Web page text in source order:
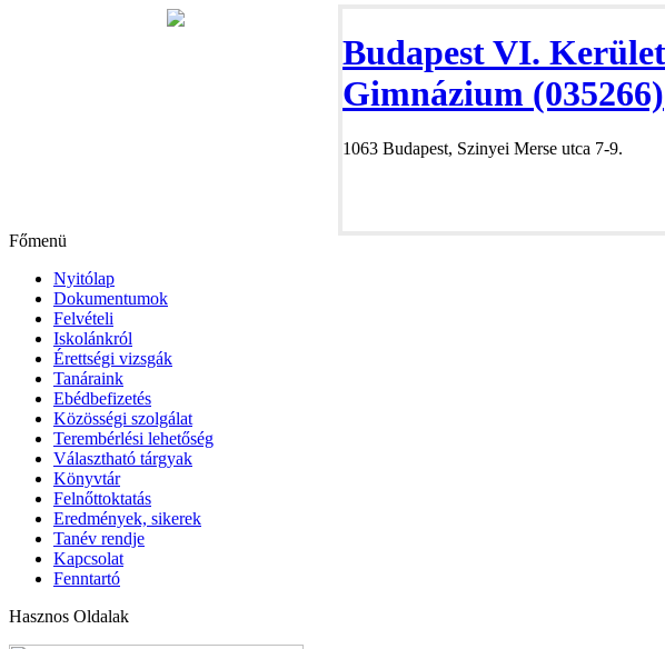
Budapest VI.
Gimnázium (035266)
1063 Budapest, Szinyei Merse utca 7-9.
Főmenü
Nyitólap
Dokumentumok
Felvételi
Iskolánkról
Érettségi vizsgák
Tanáraink
Ebédbefizetés
Közösségi szolgálat
Terembérlési lehetőség
Választható tárgyak
Könyvtár
Felnőttoktatás
Eredmények, sikerek
Tanév rendje
Kapcsolat
Fenntartó
Hasznos Oldalak